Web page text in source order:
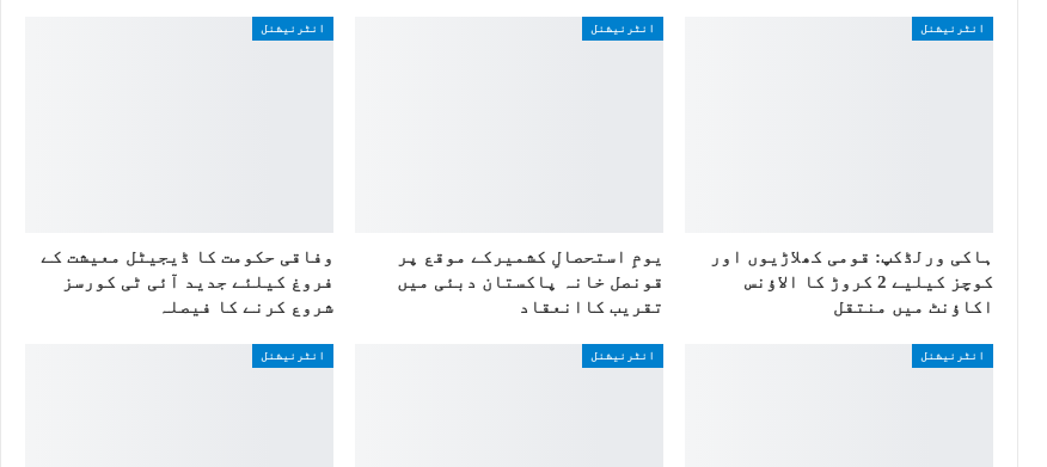
انٹرنیشنل
ہاکی ورلڈکپ: قومی کھلاڑیوں اور
کوچز کیلیے 2 کروڑ کا الاؤنس
اکاؤنٹ میں منتقل
انٹرنیشنل
یومِ استحصالِ کشمیرکے موقع پر
قونصل خانہ پاکستان دبئی میں
تقریب کاانعقاد
انٹرنیشنل
وفاقی حکومت کا ڈیجیٹل معیشت کے
فروغ کیلئے جدید آئی ٹی کورسز
شروع کرنے کا فیصلہ
انٹرنیشنل انٹرنیشنل انٹرنیشنل